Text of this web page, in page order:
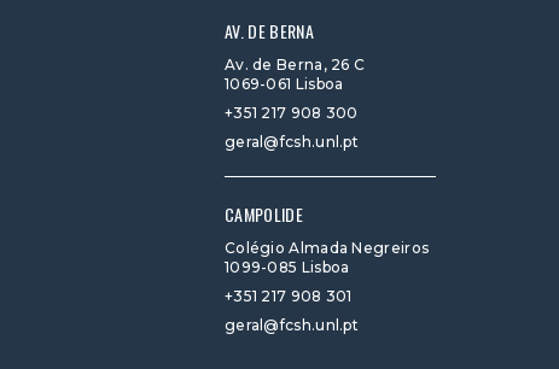
AV. DE BERNA
Av. de Berna, 26 C
1069-061 Lisboa
+351 217 908 300
geral@fcsh.unl.pt
CAMPOLIDE
Colégio Almada Negreiros
1099-085 Lisboa
+351 217 908 301
geral@fcsh.unl.pt